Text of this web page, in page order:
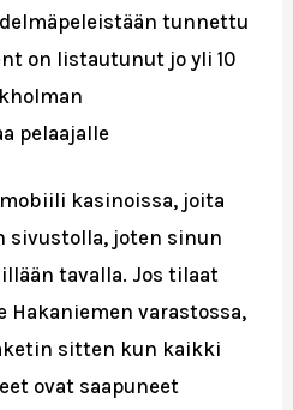
tunnettu
on listautunut jo yli 10
pelaajalle
kasinoissa, joita
sivustolla, joten sinun
tavalla. Jos tilaat
varastossa,
sitten kun kaikki
ovat saapuneet